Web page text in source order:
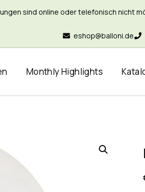
sind online oder telefonisch nicht
eshop@balloni.de
Monthly Highlights